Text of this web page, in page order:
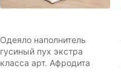
Одеяло наполнитель
гусиный пух экстра
класса арт. Афродита